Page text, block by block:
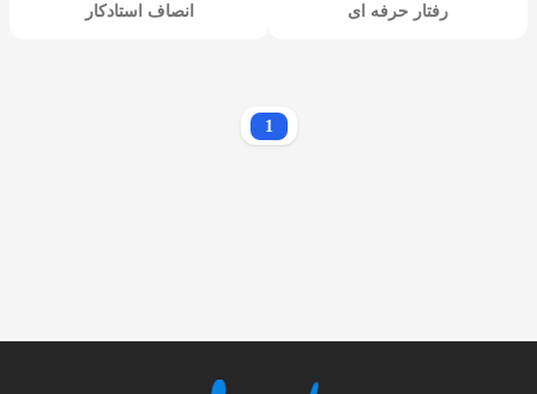
رفتار حرفه ای انصاف استادکار
1